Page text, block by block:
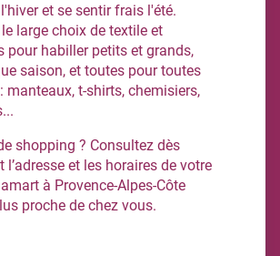
et se sentir frais l'été.
large choix de textile et
pour habiller petits et grands,
saison, et toutes pour toutes
manteaux, t-shirts, chemisiers,
shopping ? Consultez dès
l’adresse et les horaires de votre
à Provence-Alpes-Côte
proche de chez vous.